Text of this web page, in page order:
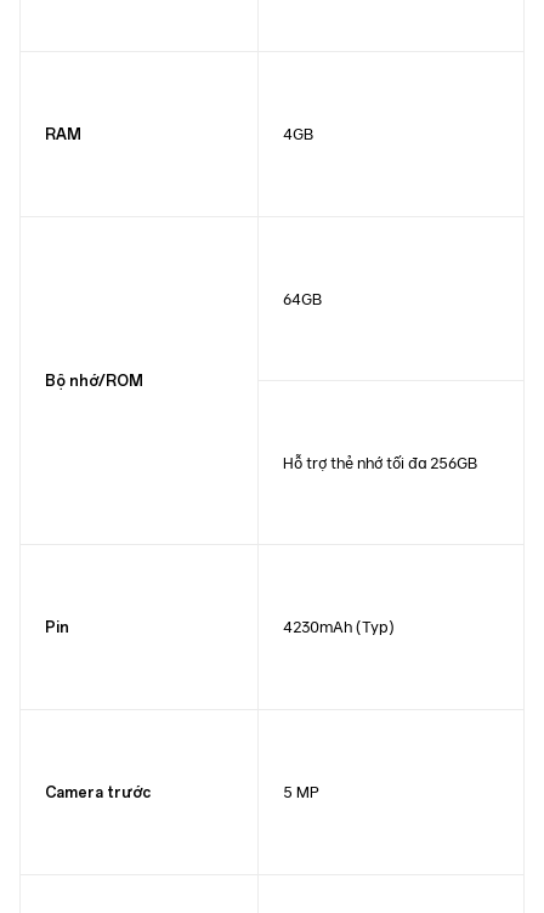
RAM 4GB
Bộ nhớ/ROM
64GB
Hỗ trợ thẻ nhớ tối đa 256GB
Pin 4230mAh (Typ)
Camera trước 5 MP